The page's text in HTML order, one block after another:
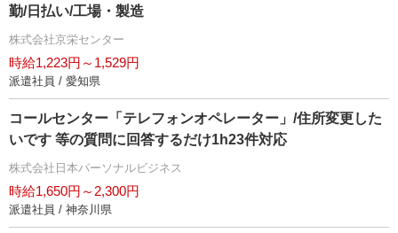
勤/日払い/工場・製造
株式会社京栄センター
時給1,223円～1,529円
派遣社員 / 愛知県
コールセンター「テレフォンオペレーター」/住所変更した
いです 等の質問に回答するだけ1h23件対応
株式会社日本パーソナルビジネス
時給1,650円～2,300円
派遣社員 / 神奈川県